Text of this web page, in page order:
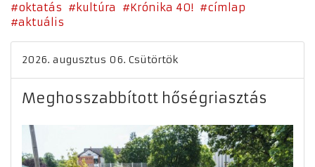
oktatás
kultúra Krónika 40!
címlap
aktuális
2026. augusztus 06. Csütörtök
Meghosszabbított hőségriasztás